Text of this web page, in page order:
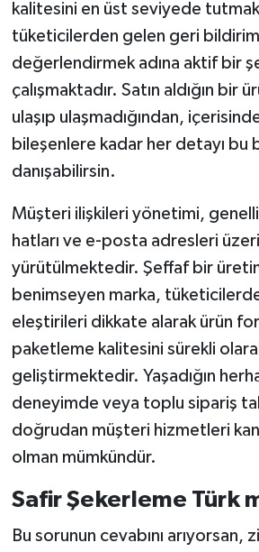
kalitesini en üst seviyede
tüketicilerden gelen geri
değerlendirmek adına aktif bir
çalışmaktadır. Satın aldığın bir
ulaşıp ulaşmadığından,
bileşenlere kadar her detayı bu
danışabilirsin.
Müşteri ilişkileri yönetimi,
hatları ve e-posta adresleri
yürütülmektedir. Şeffaf bir
benimseyen marka,
eleştirileri dikkate alarak ürün
paketleme kalitesini sürekli
geliştirmektedir. Yaşadığın
deneyimde veya toplu sipariş
doğrudan müşteri hizmetleri
olman mümkündür.
Safir Şekerleme Türk
Bu sorunun cevabını arıyorsan,